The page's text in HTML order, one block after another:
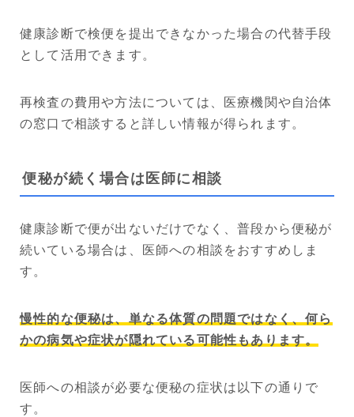
健康診断で検便を提出できなかった場合の代替手段
として活用できます。
再検査の費用や方法については、医療機関や自治体
の窓口で相談すると詳しい情報が得られます。
便秘が続く場合は医師に相談
健康診断で便が出ないだけでなく、普段から便秘が
続いている場合は、医師への相談をおすすめしま
す。
慢性的な便秘は、単なる体質の問題ではなく、何ら
かの病気や症状が隠れている可能性もあります。
医師への相談が必要な便秘の症状は以下の通りで
す。